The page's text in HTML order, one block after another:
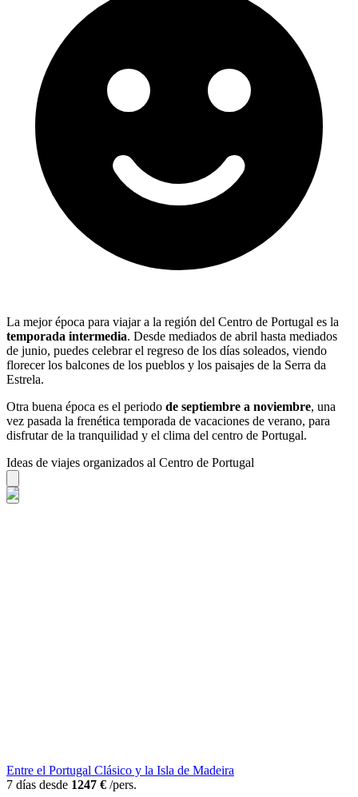
La mejor época para viajar a la región del Centro de Portugal es la
temporada intermedia. Desde mediados de abril hasta mediados
de junio, puedes celebrar el regreso de los días soleados, viendo
florecer los balcones de los pueblos y los paisajes de la Serra da
Estrela.
Otra buena época es el periodo de septiembre a noviembre, una
vez pasada la frenética temporada de vacaciones de verano, para
disfrutar de la tranquilidad y el clima del centro de Portugal.
Ideas de viajes organizados al Centro de Portugal
Entre el Portugal Clásico y la Isla de Madeira
7 días desde 1247 € /pers.